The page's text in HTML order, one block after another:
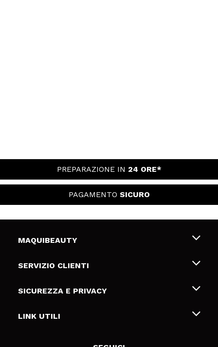
PREPARAZIONE IN 24 ORE*
PAGAMENTO SICURO
MAQUIBEAUTY
Chi siamo
Gift Cards
SERVIZIO CLIENTI
Spedizioni & Resi
Metodi di pagamamento
SICUREZZA E PRIVACY
Termini e condizioni
LINK UTILI